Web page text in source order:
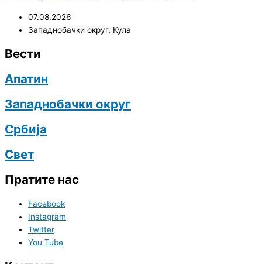
07.08.2026
Западнобачки округ, Кула
Вести
Апатин
Западнобачки округ
Србија
Свет
Пратите нас
Facebook
Instagram
Twitter
You Tube